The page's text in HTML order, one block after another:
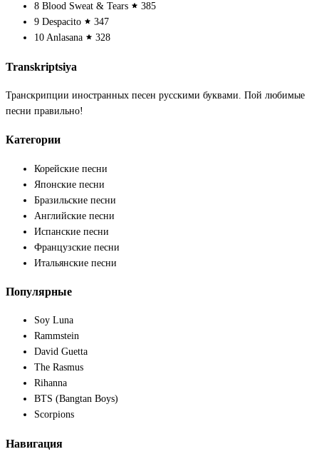
8 Blood Sweat & Tears
385
9 Despacito
347
10 Anlasana 328
Transkriptsiya
Транскрипции иностранных песен русскими буквами. Пой любимые
песни правильно!
Категории
Корейские песни
Японские песни
Бразильские песни
Английские песни
Испанские песни
Французские песни
Итальянские песни
Популярные
Soy Luna
Rammstein
David Guetta
The Rasmus
Rihanna
BTS (Bangtan Boys)
Scorpions
Навигация